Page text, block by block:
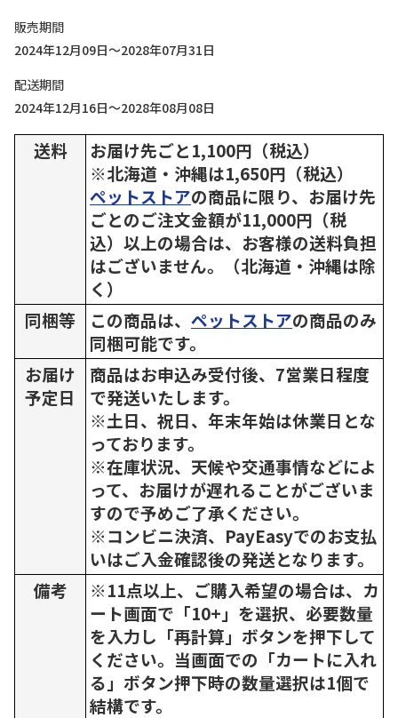
販売期間
2024年12月09日～2028年07月31日
配送期間
2024年12月16日～2028年08月08日
送料
お届け先ごと1,100円（税込）
※北海道・沖縄は1,650円（税込）
ペットストアの商品に限り、お届け先
ごとのご注文金額が11,000円（税
込）以上の場合は、お客様の送料負担
はございません。（北海道・沖縄は除
く）
同梱等
この商品は、 ペットストアの商品のみ
同梱可能です。
お届け
予定日
商品はお申込み受付後、7営業日程度
で発送いたします。
※土日、祝日、年末年始は休業日とな
っております。
※在庫状況、天候や交通事情などによ
って、お届けが遅れることがございま
すので予めご了承ください。
※コンビニ決済、PayEasyでのお支払
いはご入金確認後の発送となります。
備考
※11点以上、ご購入希望の場合は、カ
ート画面で「10+」を選択、必要数量
を入力し「再計算」ボタンを押下して
ください。当画面での「カートに入れ
る」ボタン押下時の数量選択は1個で
結構です。